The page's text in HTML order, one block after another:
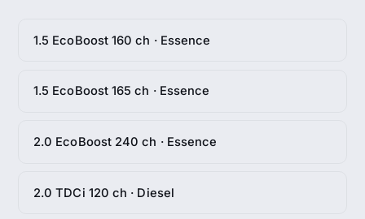
1.5 EcoBoost 160 ch · Essence
1.5 EcoBoost 165 ch · Essence
2.0 EcoBoost 240 ch · Essence
2.0 TDCi 120 ch · Diesel